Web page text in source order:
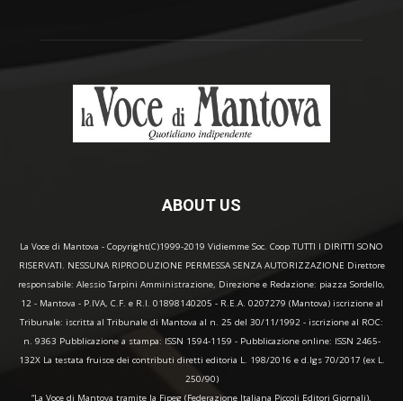
ABOUT US
La Voce di Mantova - Copyright(C)1999-2019 Vidiemme Soc. Coop TUTTI I DIRITTI SONO
RISERVATI. NESSUNA RIPRODUZIONE PERMESSA SENZA AUTORIZZAZIONE Direttore
responsabile: Alessio Tarpini Amministrazione, Direzione e Redazione: piazza Sordello,
12 - Mantova - P.IVA, C.F. e R.I. 01898140205 - R.E.A. 0207279 (Mantova) iscrizione al
Tribunale: iscritta al Tribunale di Mantova al n. 25 del 30/11/1992 - iscrizione al ROC:
n. 9363 Pubblicazione a stampa: ISSN 1594-1159 - Pubblicazione online: ISSN 2465-
132X La testata fruisce dei contributi diretti editoria L. 198/2016 e d.lgs 70/2017 (ex L.
250/90)
“La Voce di Mantova tramite la Fipeg (Federazione Italiana Piccoli Editori Giornali),